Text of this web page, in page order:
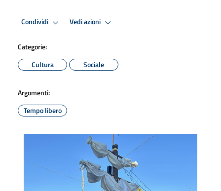
Condividi Vedi azioni
Categorie:
Cultura
Sociale
Argomenti:
Tempo libero